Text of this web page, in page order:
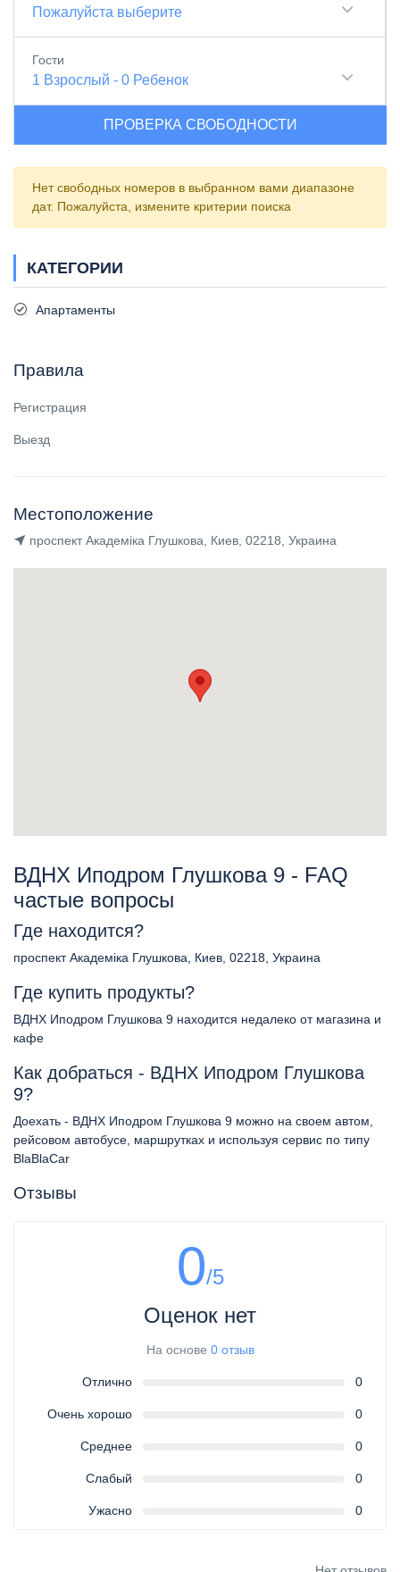
Пожалуйста выберите
Гости
1 Взрослый - 0 Ребенок
ПРОВЕРКА СВОБОДНОСТИ
Нет свободных номеров в выбранном вами диапазоне
дат. Пожалуйста, измените критерии поиска
КАТЕГОРИИ
Апартаменты
Правила
Регистрация
Выезд
Местоположение
проспект Академіка Глушкова, Киев, 02218, Украина
ВДНХ Иподром Глушкова 9 - FAQ
частые вопросы
Где находится?
проспект Академіка Глушкова, Киев, 02218, Украина
Где купить продукты?
ВДНХ Иподром Глушкова 9 находится недалеко от магазина и
кафе
Как добраться - ВДНХ Иподром Глушкова
9?
Доехать - ВДНХ Иподром Глушкова 9 можно на своем автом,
рейсовом автобусе, маршрутках и используя сервис по типу
BlaBlaCar
Отзывы
0/5
Оценок нет
На основе 0 отзыв
Отлично 0
Очень хорошо 0
Среднее 0
Слабый 0
Ужасно 0